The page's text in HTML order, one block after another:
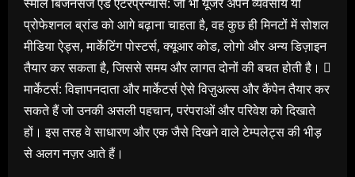
प्रोफेशनल ब्रांड को आगे बढ़ाना चाहता है, वह कुछ ही मिनटों में सोशल
मीडिया ऐड्स, मार्केटिंग पोस्टर्स, क्यूआर कोड, लोगो और अन्य डिज़ाइन
तैयार कर सकता है, जिससे समय और लागत दोनों की बचत होती है। 
मार्केटर्स: विज्ञापनदाता और मार्केटर्स ऐसे विज़ुअल्स और कैंपेन तैयार कर
सकते हैं जो उनकी असली पहचान, परंपराओं और परिवेश को दिखाते
हों। इस तरह वे साधारण और एक जैसे दिखने वाले टेम्पलेट्स की भीड़
से अलग नज़र आते हैं।